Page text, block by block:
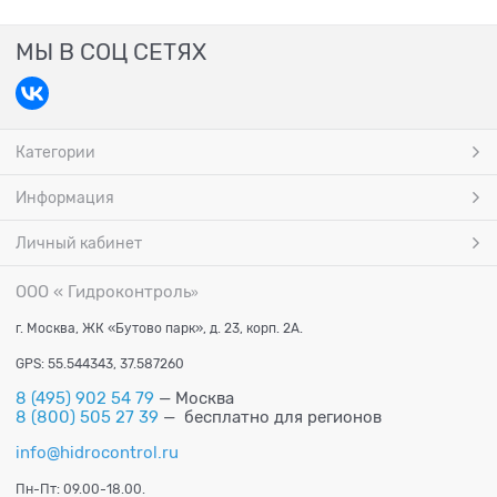
МЫ В СОЦ СЕТЯХ
Категории
Информация
Личный кабинет
ООО « Гидроконтроль»
г. Москва, ЖК «Бутово парк», д. 23, корп. 2А.
GPS: 55.544343, 37.587260
8 (495) 902 54 79 — Москва
8 (800) 505 27 39 — бесплатно для регионов
info@hidrocontrol.ru
Пн-Пт: 09.00-18.00.